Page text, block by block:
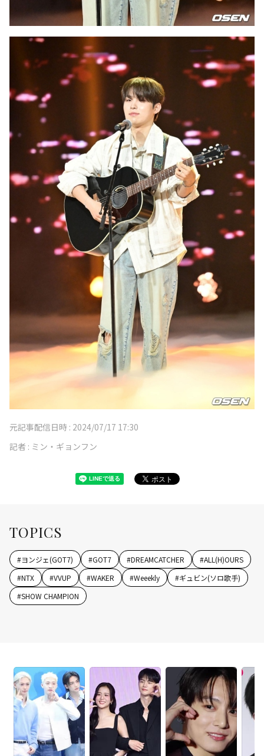
元記事配信日時 : 2024/07/17 17:30
記者 : ミン・ギョンフン
TOPICS
#ヨンジェ(GOT7) #GOT7 #DREAMCATCHER #ALL(H)OURS
#NTX #VVUP #WAKER #Weeekly #ギュビン(ソロ歌手)
#SHOW CHAMPION